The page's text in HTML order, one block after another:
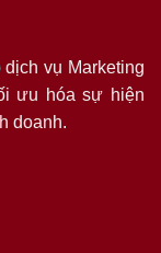
vụ Marketing
ưu hóa sự hiện
doanh.